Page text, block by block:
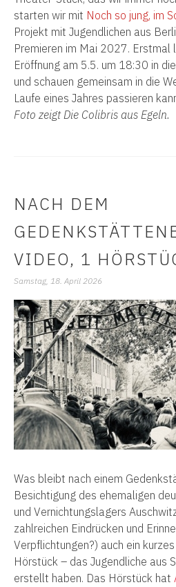
starten wir mit Noch so jung, im
Projekt mit Jugendlichen aus
Premieren im Mai 2027. Erstmal
Eröffnung am 5.5. um 18:30 in
und schauen gemeinsam in die
Laufe eines Jahres passieren
Foto zeigt Die Colibris aus Egeln.
NACH DEM
VIDEO, 1
Samstag, 18. April 2026
Was bleibt nach einem
Besichtigung des ehemaligen
und Vernichtungslagers
zahlreichen Eindrücken und
Verpflichtungen?) auch ein
Hörstück – das Jugendliche aus
erstellt haben. Das Hörstück hat